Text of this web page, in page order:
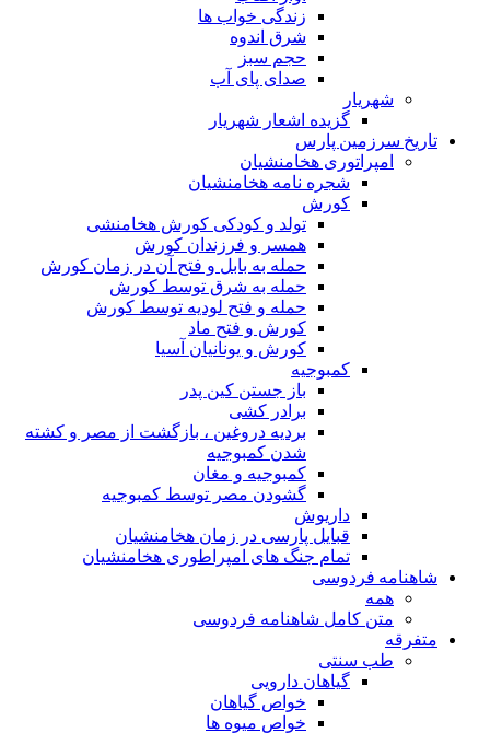
زندگی خواب ها
شرق اندوه
حجم سبز
صدای پای آب
شهریار
گزیده اشعار شهریار
تاریخ سرزمین پارس
امپراتوری هخامنشیان
شجره نامه هخامنشیان
کورش
تولد و کودکی کورش هخامنشی
همسر و فرزندان کورش
حمله به بابل و فتح آن در زمان کورش
حمله به شرق توسط کورش
حمله و فتح لودیه توسط کورش
کورش و فتح ماد
کورش و یونانیان آسیا
کمبوجیه
باز جستن کین پدر
برادر کشی
بردیه دروغین ، بازگشت از مصر و کشته
شدن کمبوجیه
کمبوجیه و مغان
گشودن مصر توسط کمبوجیه
داریوش
قبایل پارسی در زمان هخامنشیان
تمام جنگ های امپراطوری هخامنشیان
شاهنامه فردوسی
همه
متن کامل شاهنامه فردوسی
متفرقه
طب سنتی
گیاهان دارویی
خواص گیاهان
خواص میوه ها